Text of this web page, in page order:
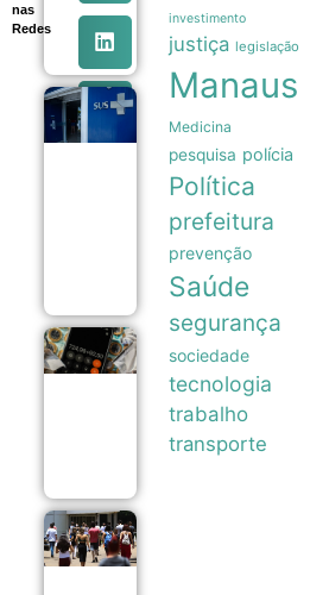
nas
Redes
candidatos
06/08
mostra que
derrubou
em 85% as
por fibrose
SUS
06/08
Endividamento
das famílias
brasileiras
atinge recorde
de 82% em
julho
investimento
justiça legislação
Manaus
Medicina
pesquisa polícia
Política
prefeitura
prevenção
Saúde
segurança
sociedade
tecnologia
trabalho
transporte